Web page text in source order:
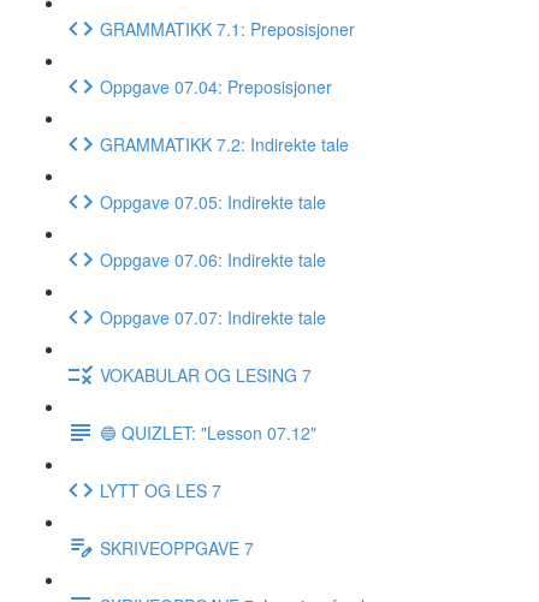
GRAMMATIKK 7.1: Preposisjoner
Oppgave 07.04: Preposisjoner
GRAMMATIKK 7.2: Indirekte tale
Oppgave 07.05: Indirekte tale
Oppgave 07.06: Indirekte tale
Oppgave 07.07: Indirekte tale
VOKABULAR OG LESING 7
🔵 QUIZLET: "Lesson 07.12"
LYTT OG LES 7
SKRIVEOPPGAVE 7